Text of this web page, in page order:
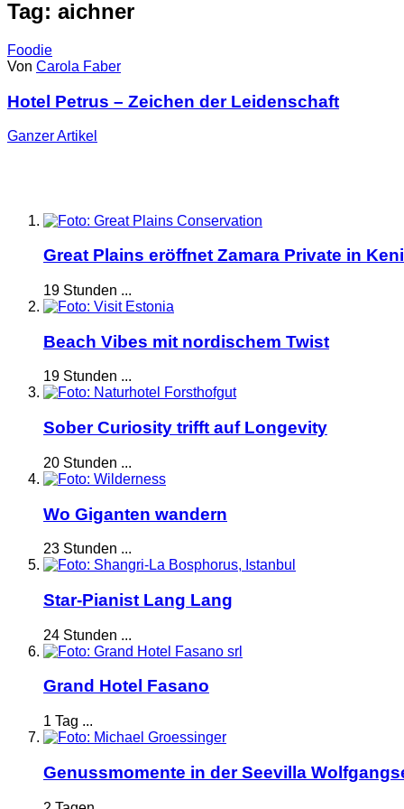
Tag: aichner
Foodie
Von Carola Faber
Hotel Petrus – Zeichen der Leidenschaft
GanzerArtikel
Great Plains eröffnet Zamara Private in
19 Stunden ...
Beach Vibes mit nordischem Twist
19 Stunden ...
Sober Curiosity trifft auf Longevity
20 Stunden ...
Wo Giganten wandern
23 Stunden ...
Star-Pianist Lang Lang
24 Stunden ...
Grand Hotel Fasano
1 Tag ...
Genussmomente in der Seevilla